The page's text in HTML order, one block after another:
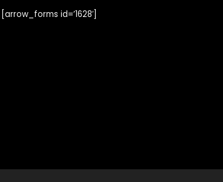
[arrow_forms id=’1628′]